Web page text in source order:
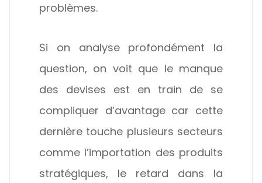
problèmes.
Si on analyse profondément la
question, on voit que le manque
des devises est en train de se
compliquer d’avantage car cette
dernière touche plusieurs secteurs
comme l’importation des produits
stratégiques, le retard dans la